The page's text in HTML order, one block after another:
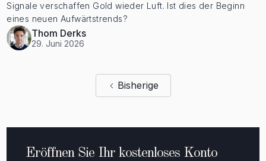
Signale verschaffen Gold wieder Luft. Ist dies der Beginn
eines neuen Aufwärtstrends?
Thom Derks
29. Juni 2026
Bisherige
Eröffnen Sie Ihr kostenloses Konto